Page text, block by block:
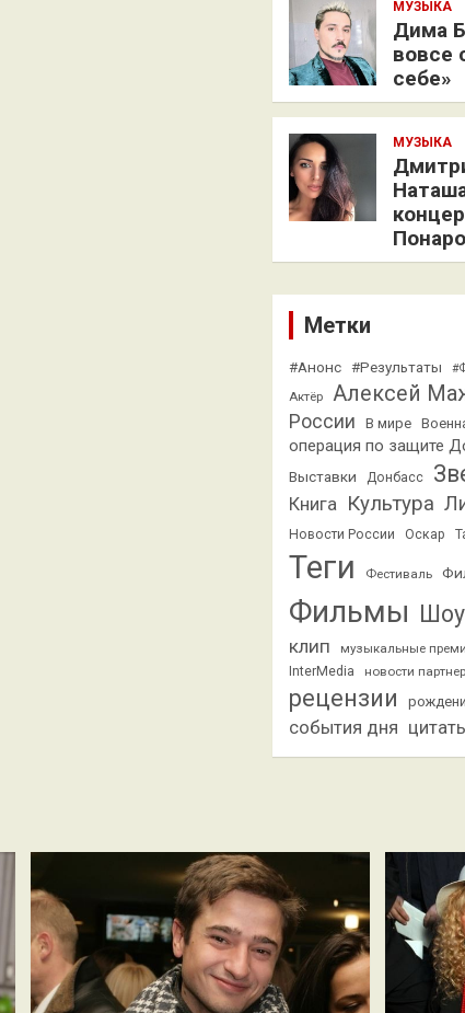
МУЗЫКА
Дима
вовсе
себе»
МУЗЫКА
Метки
#Анонс #Результаты
Актёр Алексей
России
В мире
операция по защите
Выставки Донбасс
Книга Культура
Новости России Оскар
Теги Фестиваль
Фильмы
клип музыкальные
InterMedia
новости
рецензии
события дня